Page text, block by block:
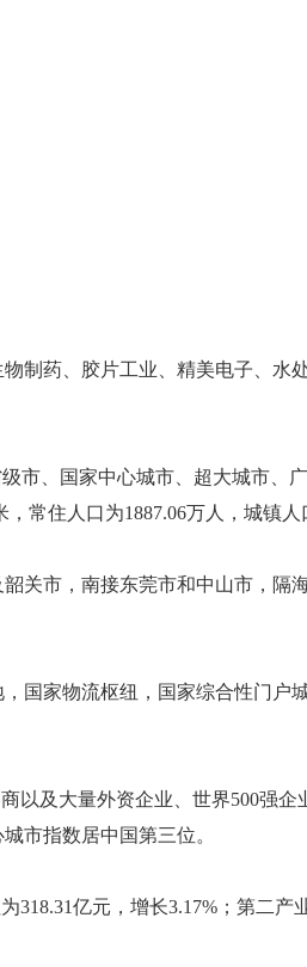
制药、胶片工业、精美电子、
市、国家中心城市、超大城市
常住人口为1887.06万人，城镇人
关市，南接东莞市和中山市，
国家物流枢纽，国家综合性门
及大量外资企业、世界500强
市指数居中国第三位。
亿元，增长3.17%；第二